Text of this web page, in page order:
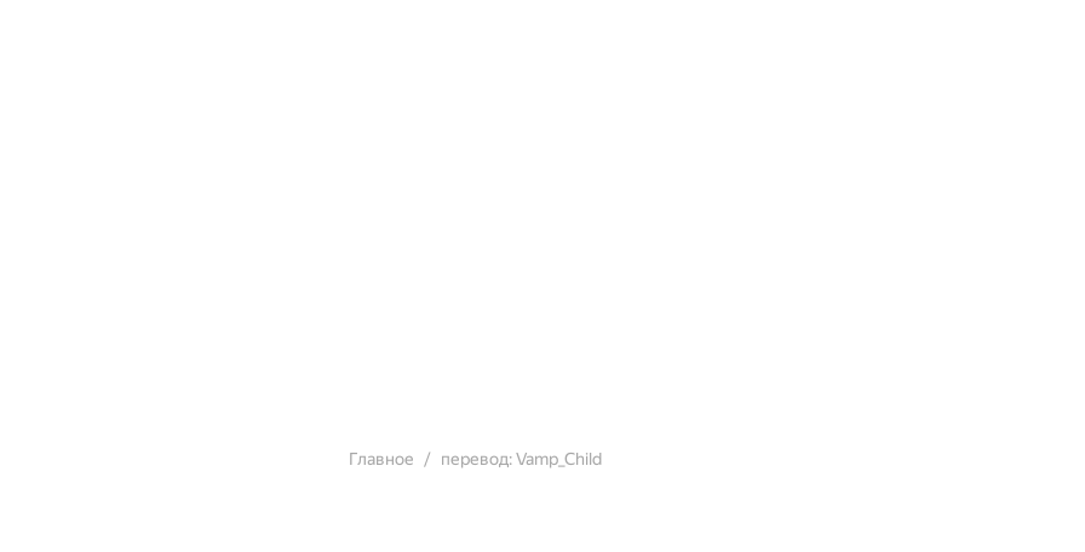
Главное перевод: Vamp_Child